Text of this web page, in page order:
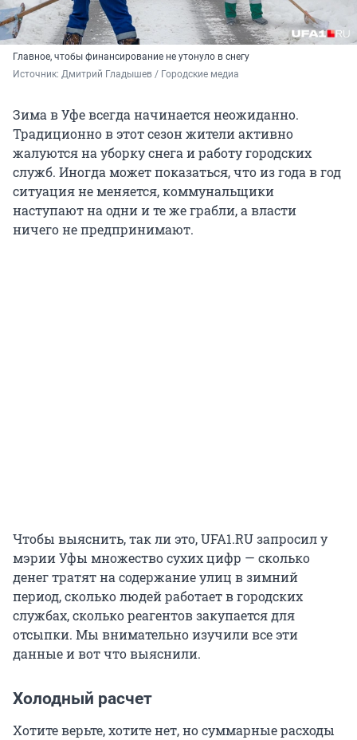
Главное, чтобы финансирование не утонуло в снегу
Источник: Дмитрий Гладышев / Городские медиа
Зима в Уфе всегда начинается неожиданно.
Традиционно в этот сезон жители активно
жалуются на уборку снега и работу городских
служб. Иногда может показаться, что из года в год
ситуация не меняется, коммунальщики
наступают на одни и те же грабли, а власти
ничего не предпринимают.
Чтобы выяснить, так ли это, UFA1.RU запросил у
мэрии Уфы множество сухих цифр — сколько
денег тратят на содержание улиц в зимний
период, сколько людей работает в городских
службах, сколько реагентов закупается для
отсыпки. Мы внимательно изучили все эти
данные и вот что выяснили.
Холодный расчет
Хотите верьте, хотите нет, но суммарные расходы